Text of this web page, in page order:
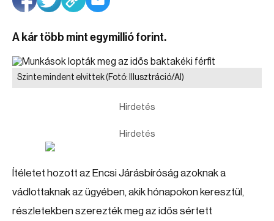
A kár több mint egymillió forint.
Szinte mindent elvittek(Fotó: Illusztráció/AI)
Hirdetés
Hirdetés
Ítéletet hozott az Encsi Járásbíróság azoknak a
vádlottaknak az ügyében, akik hónapokon keresztül,
részletekben szerezték meg az idős sértett